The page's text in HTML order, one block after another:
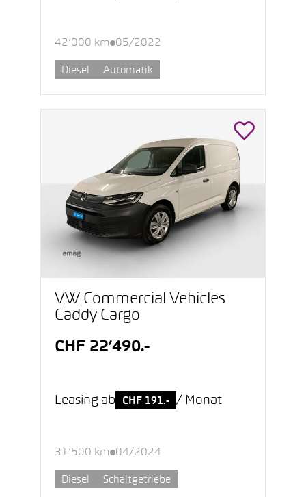
42’000 km 05/2022
Diesel Automatik
VW Commercial Vehicles
Caddy Cargo
CHF 22’490.-
Leasing ab CHF 191.- / Monat
31’500 km 04/2024
Diesel Schaltgetriebe